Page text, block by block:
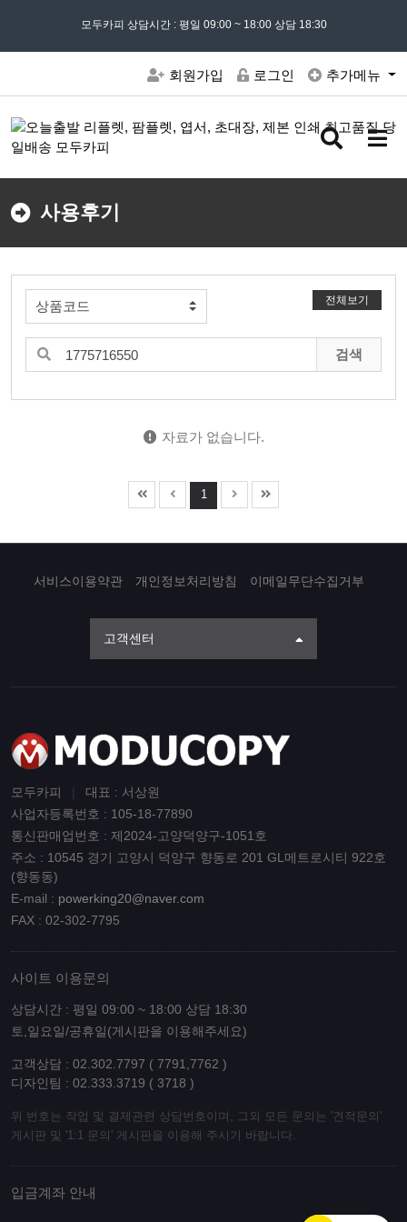
모든 문의는02) 302 - 7797및 ' 견적문의 ' 게시판을 이용해주세요
모두카피 상담시간 : 평일 09:00 ~ 18:00 상담 18:30
회원가입 로그인 추가메뉴
검
버
메
버
사용후기
전체보기
검색
자료가 없습니다.
1
서비스이용약관 개인정보처리방침 이메일무단수집거부
고객센터
모두카피
대표 : 서상원
사업자등록번호 : 105-18-77890
통신판매업번호 : 제2024-고양덕양구-1051호
주소 : 10545 경기 고양시 덕양구 향동로 201 GL메트로시티 922호
(향동동)
E-mail : powerking20@naver.com
FAX : 02-302-7795
사이트 이용문의
상담시간 : 평일 09:00 ~ 18:00 상담 18:30
토,일요일/공휴일(게시판을 이용해주세요)
고객상담 : 02.302.7797 ( 7791,7762 )
디자인팀 : 02.333.3719 ( 3718 )
위 번호는 작업 및 결제관련 상담번호이며, 그외 모든 문의는 '견적문의'
게시판 및 '1:1 문의' 게시판을 이용해 주시기 바랍니다.
입금계좌 안내